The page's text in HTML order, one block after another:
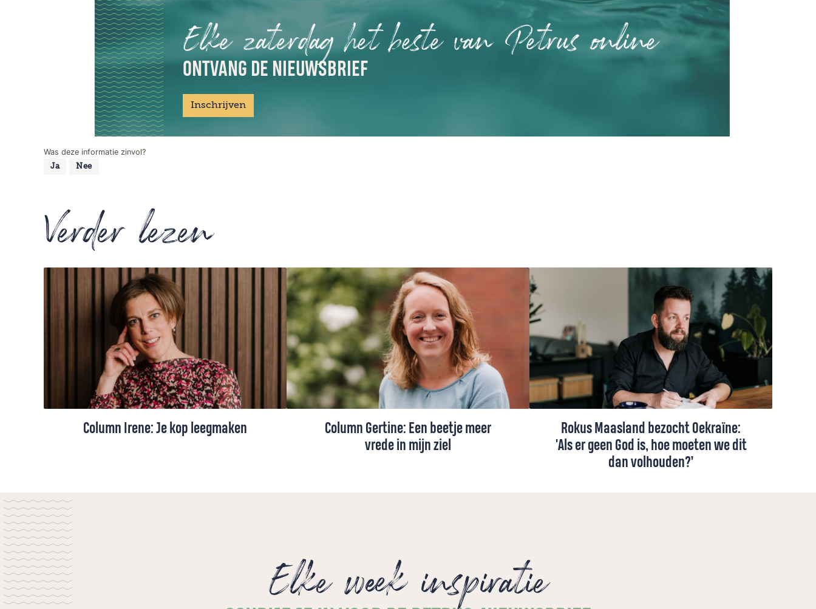
Elke zaterdag het beste van Petrus online
ONTVANG DE NIEUWSBRIEF
Inschrijven
Was deze informatie zinvol?
Ja Nee
Verder lezen
Column Irene: Je kop leegmaken
Lege tijd is nodig, een tijd zonder moeten.
Column Gertine: Een beetje meer
vrede in mijn ziel
Rokus Maasland bezocht Oekraïne:
'Als er geen God is, hoe moeten we dit
dan volhouden?’
Elke week inspiratie